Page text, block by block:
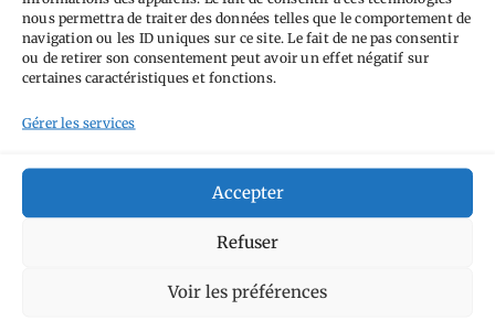
nous permettra de traiter des données telles que le comportement de
navigation ou les ID uniques sur ce site. Le fait de ne pas consentir
ou de retirer son consentement peut avoir un effet négatif sur
certaines caractéristiques et fonctions.
Gérer les services
Accepter
Refuser
Voir les préférences
Ailleurs Aimez-vous bordelAllemagne Andorre
Anti tourisme
perchéCircuit
Academy JaponJournées
du patrimoineLa DéfenseNormandieNorvège
Olympus OM-D E-M5
Paris